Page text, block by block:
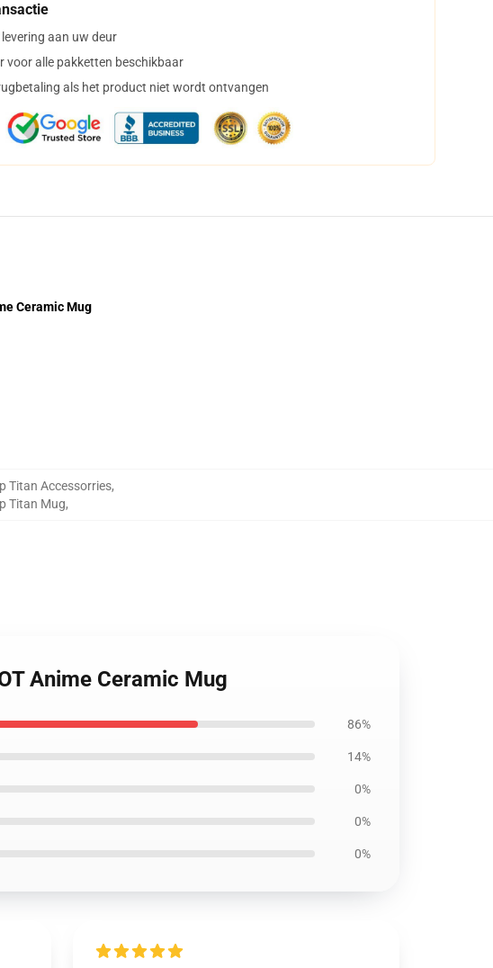
aan uw deur
voor alle pakketten beschikbaar
als het product niet wordt ontvangen
Ceramic Mug
Titan Accessorries,
Titan Mug,
Anime Ceramic Mug
86%
14%
0%
0%
0%